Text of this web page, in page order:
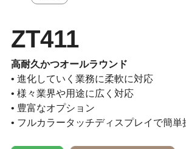
ZT411
高耐久かつオールラウンド
• 進化していく業務に柔軟に対応
• 様々業界や用途に広く対応
• 豊富なオプション
• フルカラータッチディスプレイで簡単